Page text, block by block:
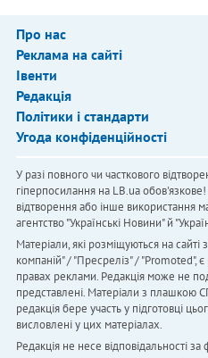
Про нас
Реклама на сайті
Івенти
Редакція
Політики і стандарти
Угода конфіденційності
У разі повного чи часткового
гіперпосилання на LB.ua
відтворення або інше використання
агентство "Українськi Новини" й
Матеріали, які розміщуються на
компаній" / "Пресреліз" / "Promoted",
правах реклами. Редакція може не
представлені. Матеріали з
редакція бере участь у підготовці
висловлені у цих матеріалах.
Редакція не несе відповідальності